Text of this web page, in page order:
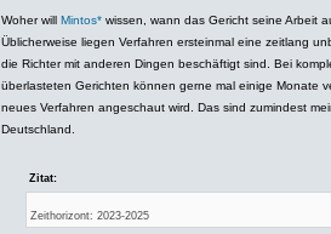
Woher will Mintos* wissen, wann das Gericht seine Arbeit
Üblicherweise liegen Verfahren ersteinmal eine zeitlang
die Richter mit anderen Dingen beschäftigt sind. Bei
überlasteten Gerichten können gerne mal einige Monate
neues Verfahren angeschaut wird. Das sind zumindest
Deutschland.
Zitat:
Zeithorizont: 2023-2025